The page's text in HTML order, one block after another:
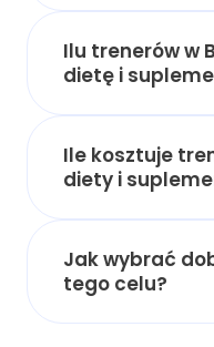
Ilu trenerów w
dietę i
Ile kosztuje
diety i
Jak wybrać
tego celu?